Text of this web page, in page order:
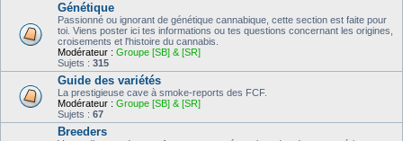
Génétique
Passionné ou ignorant de génétique cannabique, cette section est faite pour
toi. Viens poster ici tes informations ou tes questions concernant les origines,
croisements et l'histoire du cannabis.
Modérateur : Groupe [SB] & [SR]
Sujets : 315
Guide des variétés
La prestigieuse cave à smoke-reports des FCF.
Modérateur : Groupe [SB] & [SR]
Sujets : 67
Breeders